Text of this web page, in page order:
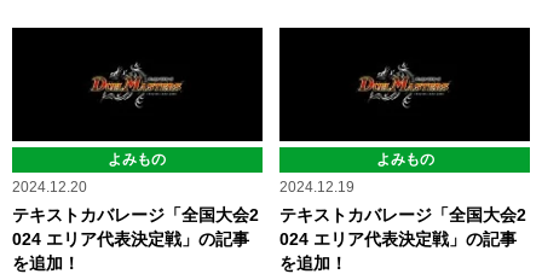
よみもの
2024.12.20
テキストカバレージ「全国大会2
024 エリア代表決定戦」の記事
を追加！
よみもの
2024.12.19
テキストカバレージ「全国大会2
024 エリア代表決定戦」の記事
を追加！